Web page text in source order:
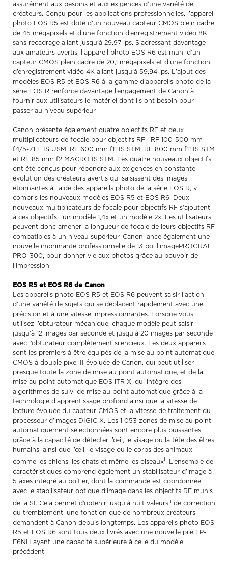
assurément aux besoins et aux exigences d’une variété de
créateurs. Conçu pour les applications professionnelles, l’appareil
photo EOS R5 est doté d’un nouveau capteur CMOS plein cadre
de 45 mégapixels et d’une fonction d’enregistrement vidéo 8K
sans recadrage allant jusqu’à 29,97 ips. S’adressant davantage
aux amateurs avertis, l’appareil photo EOS R6 est muni d’un
capteur CMOS plein cadre de 20,1 mégapixels et d’une fonction
d’enregistrement vidéo 4K allant jusqu’à 59,94 ips. L’ajout des
modèles EOS R5 et EOS R6 à la gamme d’appareils photo de la
série EOS R renforce davantage l’engagement de Canon à
fournir aux utilisateurs le matériel dont ils ont besoin pour
passer au niveau supérieur.
Canon présente également quatre objectifs RF et deux
multiplicateurs de focale pour objectifs RF : RF 100-500 mm
f4/5-7,1 L IS USM, RF 600 mm f11 IS STM, RF 800 mm f11 IS STM
et RF 85 mm f2 MACRO IS STM. Les quatre nouveaux objectifs
ont été conçus pour répondre aux exigences en constante
évolution des créateurs avertis qui saisissent des images
étonnantes à l’aide des appareils photo de la série EOS R, y
compris les nouveaux modèles EOS R5 et EOS R6. Deux
nouveaux multiplicateurs de focale pour objectifs RF s’ajoutent
à ces objectifs : un modèle 1,4x et un modèle 2x. Les utilisateurs
peuvent donc amener la longueur de focale de leurs objectifs RF
compatibles à un niveau supérieur. Canon lance également une
nouvelle imprimante professionnelle de 13 po, l’imagePROGRAF
PRO-300, pour donner vie aux photos grâce au pouvoir de
l’impression.
EOS R5 et EOS R6 de Canon
Les appareils photo EOS R5 et EOS R6 peuvent saisir l’action
d’une variété de sujets qui se déplacent rapidement avec une
précision et à une vitesse impressionnantes. Lorsque vous
utilisez l’obturateur mécanique, chaque modèle peut saisir
jusqu’à 12 images par seconde et jusqu’à 20 images par seconde
avec l’obturateur complètement silencieux. Les deux appareils
sont les premiers à être équipés de la mise au point automatique
CMOS à double pixel II évoluée de Canon, qui peut utiliser
presque toute la zone de mise au point automatique, et de la
mise au point automatique EOS iTR X, qui intègre des
algorithmes de suivi de mise au point automatique grâce à la
technologie d’apprentissage profond ainsi que la vitesse de
lecture évoluée du capteur CMOS et la vitesse de traitement du
processeur d’images DIGIC X. Les 1 053 zones de mise au point
automatiquement sélectionnées sont encore plus puissantes
grâce à la capacité de détecter l’œil, le visage ou la tête des êtres
humains, ainsi que l’œil, le visage ou le corps des animaux
comme les chiens, les chats et même les oiseauxi. L’ensemble de
caractéristiques comprend également un stabilisateur d’image à
5 axes intégré au boîtier, dont la commande est coordonnée
avec le stabilisateur optique d’image dans les objectifs RF munis
de la SI. Cela permet d’obtenir jusqu’à huit valeursii de correction
du tremblement, une fonction que de nombreux créateurs
demandent à Canon depuis longtemps. Les appareils photo EOS
R5 et EOS R6 sont tous deux livrés avec une nouvelle pile LP-
E6NH ayant une capacité supérieure à celle du modèle
précédent.